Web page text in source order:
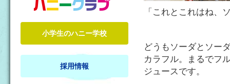
小学生のハニー学校
採用情報
「これとこれはね、
どうもソーダとソー
カラフル。まるでフ
ジュースです。